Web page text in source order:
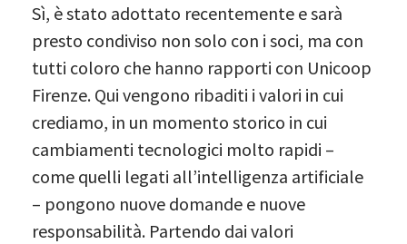
Sì, è stato adottato recentemente e sarà
presto condiviso non solo con i soci, ma con
tutti coloro che hanno rapporti con Unicoop
Firenze. Qui vengono ribaditi i valori in cui
crediamo, in un momento storico in cui
cambiamenti tecnologici molto rapidi –
come quelli legati all’intelligenza artificiale
– pongono nuove domande e nuove
responsabilità. Partendo dai valori